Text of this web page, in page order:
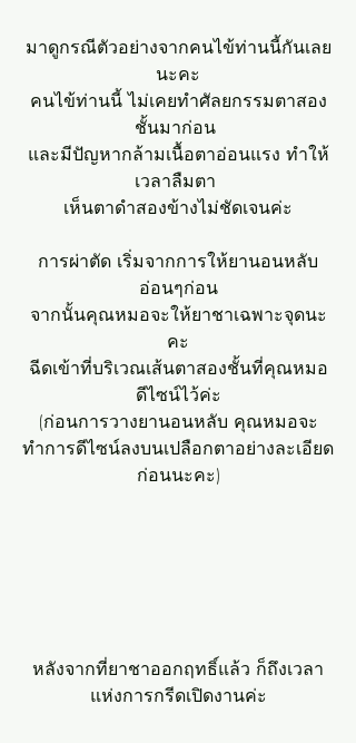
มาดูกรณีตัวอย่างจากคนไข้ท่านนี้กันเลย
นะคะ
คนไข้ท่านนี้ ไม่เคยทำศัลยกรรมตาสอง
ชั้นมาก่อน
และมีปัญหากล้ามเนื้อตาอ่อนแรง ทำให้
เวลาลืมตา
เห็นตาดำสองข้างไม่ชัดเจนค่ะ
การผ่าตัด เริ่มจากการให้ยานอนหลับ
อ่อนๆก่อน
จากนั้นคุณหมอจะให้ยาชาเฉพาะจุดนะ
คะ
ฉีดเข้าที่บริเวณเส้นตาสองชั้นที่คุณหมอ
ดีไซน์ไว้ค่ะ
(ก่อนการวางยานอนหลับ คุณหมอจะ
ทำการดีไซน์ลงบนเปลือกตาอย่างละเอียด
ก่อนนะคะ)
หลังจากที่ยาชาออกฤทธิ์แล้ว ก็ถึงเวลา
แห่งการกรีดเปิดงานค่ะ